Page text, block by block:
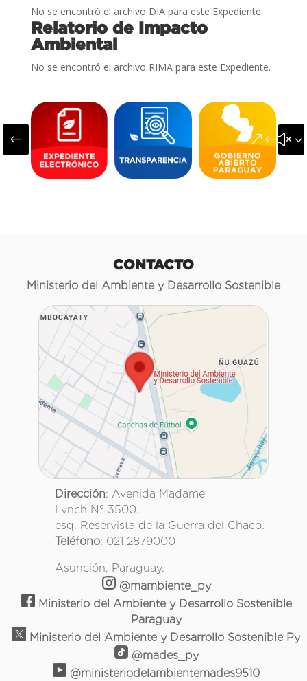
No se encontró el archivo DIA para este Expediente.
Relatorio de Impacto
Ambiental
No se encontró el archivo RIMA para este Expediente.
#
CONTACTO
Ministerio del Ambiente y Desarrollo Sostenible
Dirección: Avenida Madame
Lynch N° 3500.
esq. Reservista de la Guerra del Chaco.
Teléfono: 021 2879000
Asunción, Paraguay.
@mambiente_py
Ministerio del Ambiente y Desarrollo Sostenible
Paraguay
Ministerio del Ambiente y Desarrollo Sostenible Py
@mades_py
@ministeriodelambientemades9510